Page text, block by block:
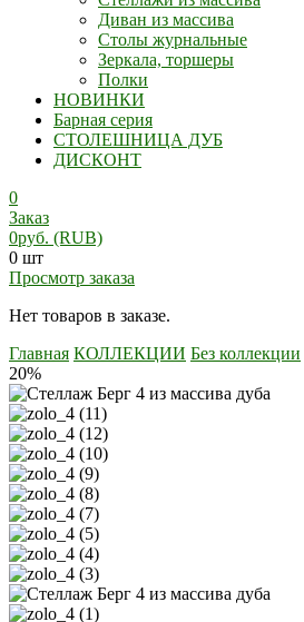
Диван из массива
Столы журнальные
Зеркала, торшеры
Полки
НОВИНКИ
Барная серия
СТОЛЕШНИЦА ДУБ
ДИСКОНТ
0
Заказ
0руб. (RUB)
0 шт
Просмотр заказа
Нет товаров в заказе.
Главная КОЛЛЕКЦИИ Без коллекции
20%